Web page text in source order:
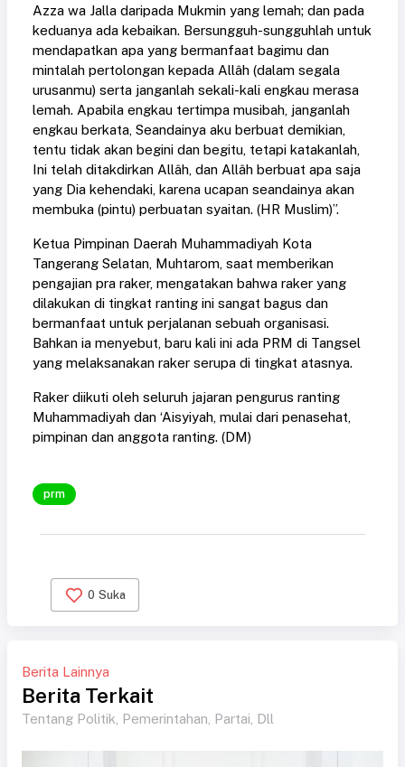
Azza wa Jalla daripada Mukmin yang lemah; dan pada
keduanya ada kebaikan. Bersungguh-sungguhlah untuk
mendapatkan apa yang bermanfaat bagimu dan
mintalah pertolongan kepada Allâh (dalam segala
urusanmu) serta janganlah sekali-kali engkau merasa
lemah. Apabila engkau tertimpa musibah, janganlah
engkau berkata, Seandainya aku berbuat demikian,
tentu tidak akan begini dan begitu, tetapi katakanlah,
Ini telah ditakdirkan Allâh, dan Allâh berbuat apa saja
yang Dia kehendaki, karena ucapan seandainya akan
membuka (pintu) perbuatan syaitan. (HR Muslim)”.
Ketua Pimpinan Daerah Muhammadiyah Kota
Tangerang Selatan, Muhtarom, saat memberikan
pengajian pra raker, mengatakan bahwa raker yang
dilakukan di tingkat ranting ini sangat bagus dan
bermanfaat untuk perjalanan sebuah organisasi.
Bahkan ia menyebut, baru kali ini ada PRM di Tangsel
yang melaksanakan raker serupa di tingkat atasnya.
Raker diikuti oleh seluruh jajaran pengurus ranting
Muhammadiyah dan ‘Aisyiyah, mulai dari penasehat,
pimpinan dan anggota ranting. (DM)
prm
0 Suka
Berita Lainnya
Berita Terkait
Tentang Politik, Pemerintahan, Partai, Dll